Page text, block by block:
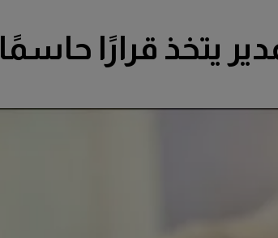
يتخذ قرارًا حاسمًا